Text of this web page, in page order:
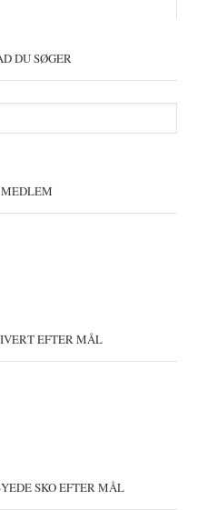
DU SØGER
EFTER MÅL
SKO EFTER MÅL